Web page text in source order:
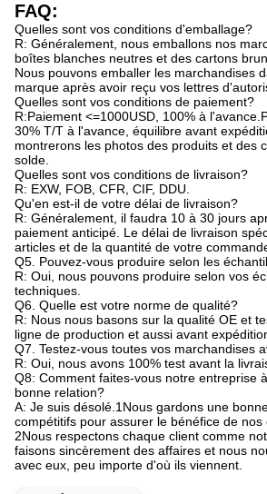
FAQ:
Quelles sont vos conditions d'emballage?
R: Généralement, nous emballons nos
boîtes blanches neutres et des cartons
Nous pouvons emballer les marchandises
marque après avoir reçu vos lettres
Quelles sont vos conditions de paiement?
R:Paiement <=1000USD, 100% à
30% T/T à l'avance, équilibre avant
montrerons les photos des produits et des
solde.
Quelles sont vos conditions de livraison?
R: EXW, FOB, CFR, CIF, DDU.
Qu'en est-il de votre délai de livraison?
R: Généralement, il faudra 10 à 30 jours
paiement anticipé. Le délai de livraison
articles et de la quantité de votre
Q5. Pouvez-vous produire selon les
R: Oui, nous pouvons produire selon vos
techniques.
Q6. Quelle est votre norme de qualité?
R: Nous nous basons sur la qualité OE et
ligne de production et aussi avant
Q7. Testez-vous toutes vos marchandises
R: Oui, nous avons 100% test avant la
Q8: Comment faites-vous notre entreprise
bonne relation?
A: Je suis désolé.1Nous gardons une
compétitifs pour assurer le bénéfice de nos
2Nous respectons chaque client comme
faisons sincèrement des affaires et nous
avec eux, peu importe d'où ils viennent.